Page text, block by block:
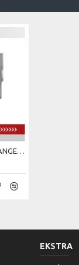
KOMPOR GAS KWALI RANGE GETRA CS-1380DX
EKSTRA